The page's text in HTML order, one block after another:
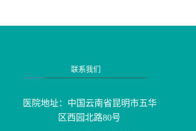
联系我们
医院地址：中国云南省昆明市五华
区西园北路80号